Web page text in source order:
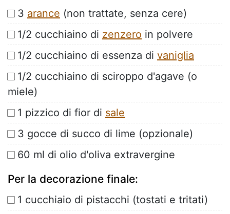
3 arance (non trattate, senza cere)
1/2 cucchiaino di zenzero in polvere
1/2 cucchiaino di essenza di vaniglia
1/2 cucchiaino di sciroppo d'agave (o
miele)
1 pizzico di fior di sale
3 gocce di succo di lime (opzionale)
60 ml di olio d'oliva extravergine
Per la decorazione finale:
1 cucchiaio di pistacchi (tostati e tritati)